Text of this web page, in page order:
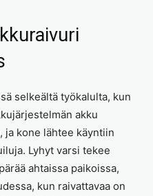
selkeältä työkalulta, kun
akku
ja kone lähtee käyntiin
Lyhyt varsi tekee
ahtaissa paikoissa,
kun raivattavaa on